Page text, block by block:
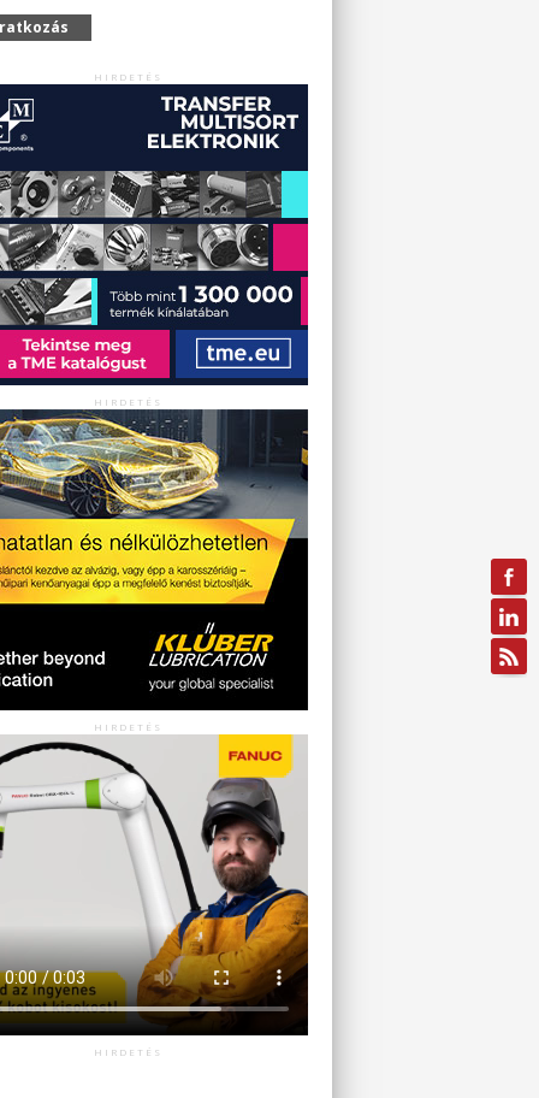
HIRDETÉS
HIRDETÉS
HIRDETÉS
HIRDETÉS